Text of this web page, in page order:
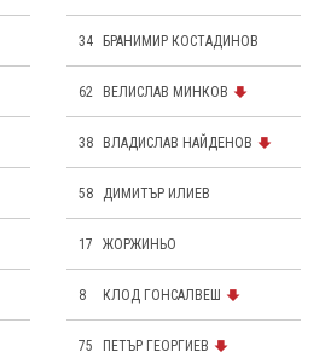
34 БРАНИМИР КОСТАДИНОВ
62 ВЕЛИСЛАВ МИНКОВ
38 ВЛАДИСЛАВ НАЙДЕНОВ
58 ДИМИТЪР ИЛИЕВ
17 ЖОРЖИНЬО
8 КЛОД ГОНСАЛВЕШ
75 ПЕТЪР ГЕОРГИЕВ